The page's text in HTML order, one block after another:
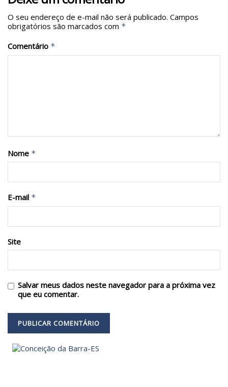
O seu endereço de e-mail não será publicado. Campos
obrigatórios são marcados com *
Comentário *
Nome *
E-mail *
Site
Salvar meus dados neste navegador para a próxima vez
que eu comentar.